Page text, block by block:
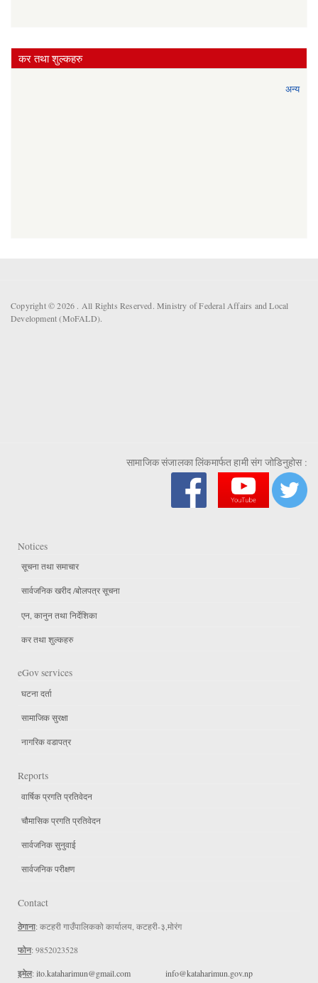
कर तथा शुल्कहरु
अन्य
Copyright © 2026 . All Rights Reserved. Ministry of Federal Affairs and Local
Development (MoFALD).
सामाजिक संजालका लिंकमार्फत हामी संग जोडिनुहोस :
Notices
सूचना तथा समाचार
सार्वजनिक खरीद /बोलपत्र सूचना
एन, कानुन तथा निर्देशिका
कर तथा शुल्कहरु
eGov services
घटना दर्ता
सामाजिक सुरक्षा
नागरिक वडापत्र
Reports
वार्षिक प्रगति प्रतिवेदन
चौमासिक प्रगति प्रतिवेदन
सार्वजनिक सुनुवाई
सार्वजनिक परीक्षण
Contact
ठेगाना: कटहरी गाउँपालिकको कार्यालय, कटहरी-३,मोरंग
फोन: 9852023528
इमेल: ito.kataharimun@gmail.com
info@kataharimun.gov.np